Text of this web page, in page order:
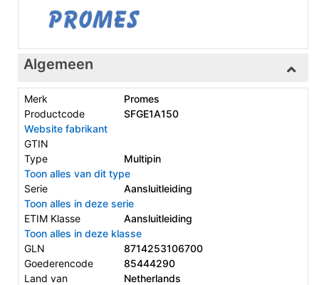
Algemeen
Merk
Promes
Productcode
SFGE1A150
Website fabrikant
GTIN
Type
Multipin
Toon alles van dit type
Serie
Aansluitleiding
Toon alles in deze serie
ETIM Klasse
Aansluitleiding
Toon alles in deze klasse
GLN
8714253106700
Goederencode
85444290
Land van
Netherlands